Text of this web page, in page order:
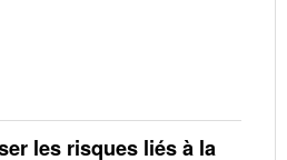
les risques liés à la